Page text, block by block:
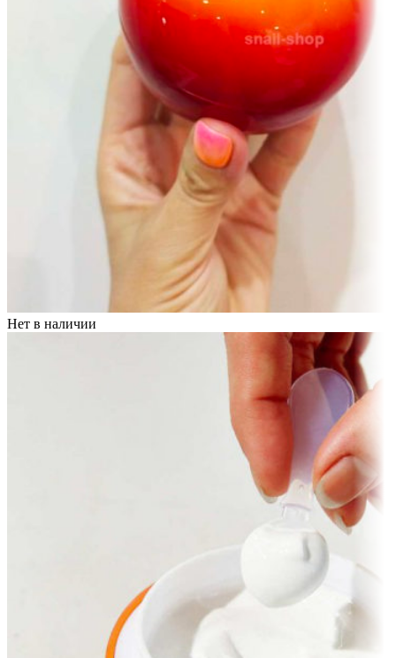
Нет в наличии